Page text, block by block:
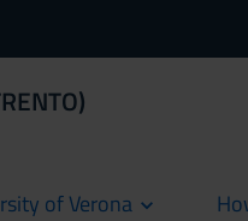
of Verona